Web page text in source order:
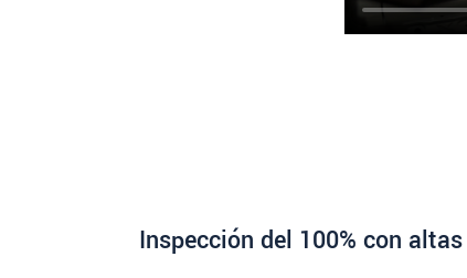
Inspección del 100% con